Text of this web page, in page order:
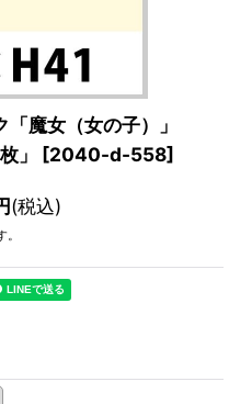
魔女（女の子）」
」
[2040-d-558]
(税込)